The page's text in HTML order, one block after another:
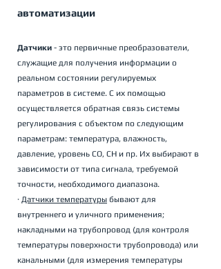
автоматизации
Датчики - это первичные преобразователи,
служащие для получения информации о
реальном состоянии регулируемых
параметров в системе. С их помощью
осуществляется обратная связь системы
регулирования с объектом по следующим
параметрам: температура, влажность,
давление, уровень СО, СН и пр. Их выбирают в
зависимости от типа сигнала, требуемой
точности, необходимого диапазона.
· Датчики температуры бывают для
внутреннего и уличного применения;
накладными на трубопровод (для контроля
температуры поверхности трубопровода) или
канальными (для измерения температуры